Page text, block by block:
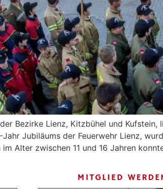
Bezirke Lienz, Kitzbühel und
Jubiläums der Feuerwehr Lienz,
Alter zwischen 11 und 16 Jahren
MITGLIED